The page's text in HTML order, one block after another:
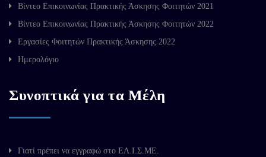
Βίντεο Επικοινωνίας Πρακτικής Άσκησης Φοιτητών 2021
Βίντεο Επικοινωνίας Πρακτικής Άσκησης Φοιτητών 2022
Εργασίες Φοιτητών Πρακτικής Άσκησης 2022
Ημερολόγιο
Συνοπτικά για τα Μέλη
Γιατί πρέπει να εγγραφώ στο ΕΛ.Ι.Σ.ΜΕ.